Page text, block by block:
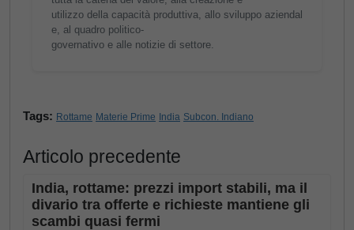
utilizzo della capacità produttiva, allo sviluppo aziendal
e, al quadro politico-
governativo e alle notizie di settore.
Tags: Rottame Materie Prime India Subcon. Indiano
Articolo precedente
India, rottame: prezzi import stabili, ma il
divario tra offerte e richieste mantiene gli
scambi quasi fermi